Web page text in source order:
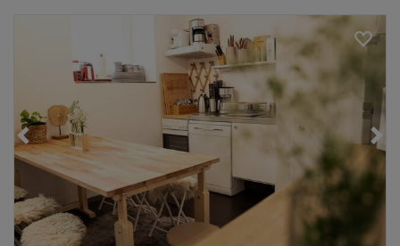
Loading...